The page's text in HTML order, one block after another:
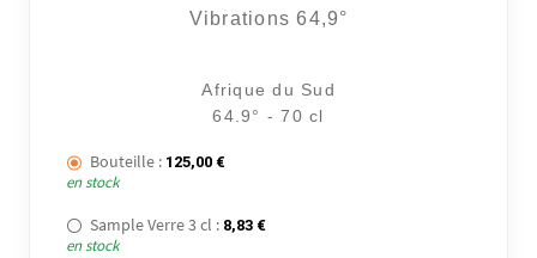
Vibrations 64,9°
Afrique du Sud
64.9° - 70 cl
Bouteille : 125,00 €
en stock
Sample Verre 3 cl : 8,83 €
en stock